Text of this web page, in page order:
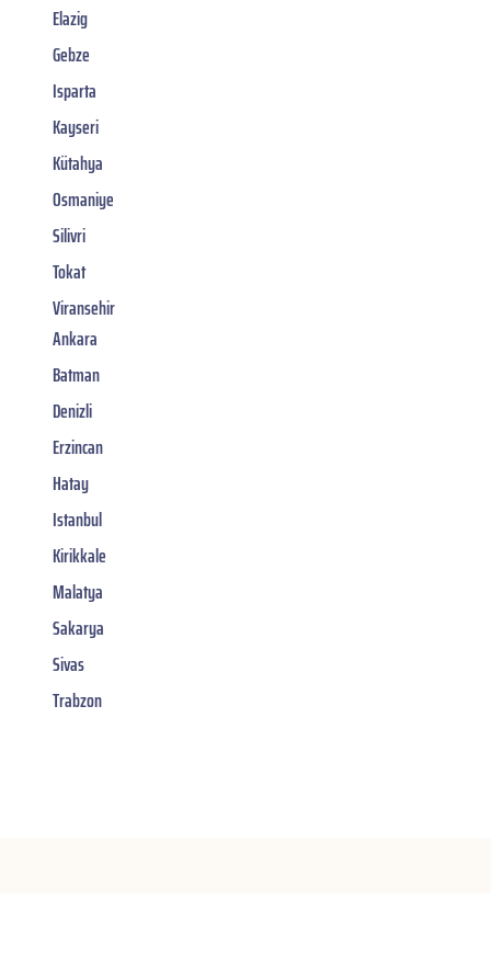
Elazig
Gebze
Isparta
Kayseri
Kütahya
Osmaniye
Silivri
Tokat
Viransehir
Ankara
Batman
Denizli
Erzincan
Hatay
Istanbul
Kirikkale
Malatya
Sakarya
Sivas
Trabzon